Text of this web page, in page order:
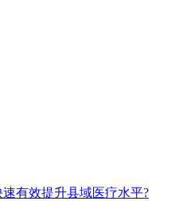
速有效提升县域医疗水平?